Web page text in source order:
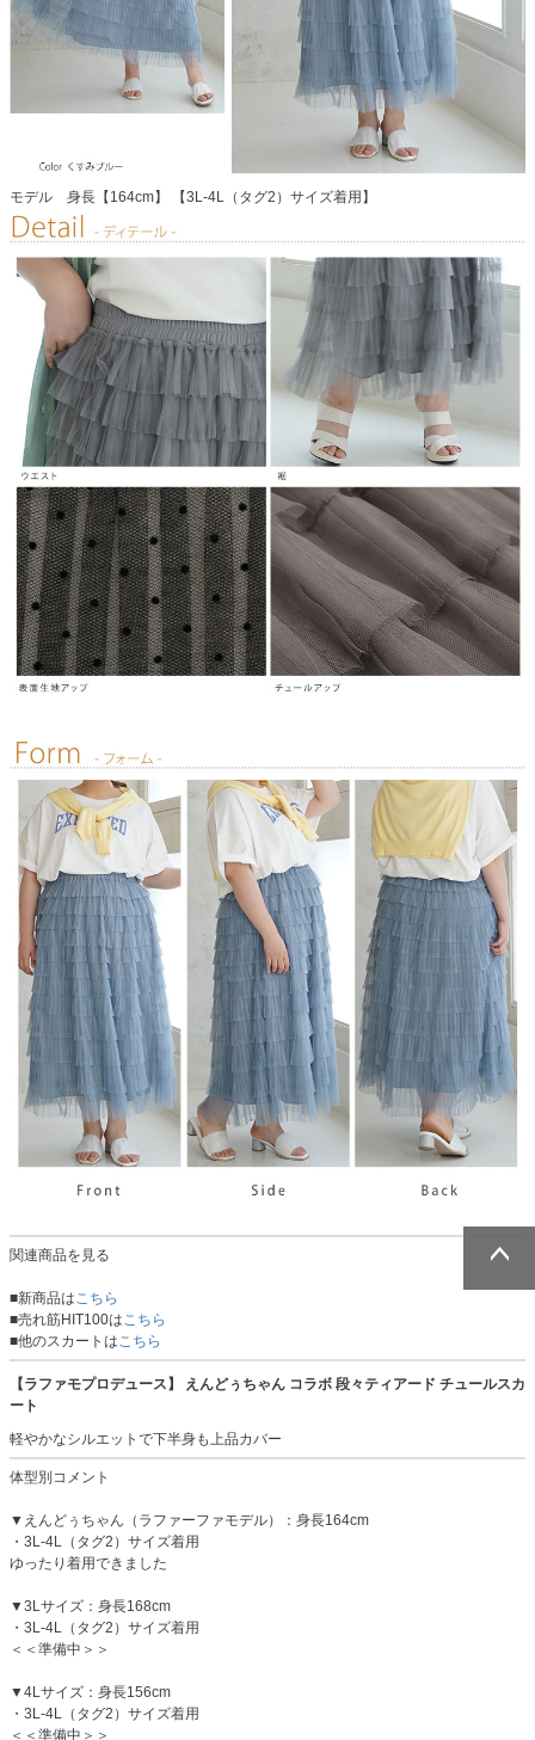
モデル 身長【164cm】 【3L-4L（タグ2）サイズ着用】
関連商品を見る
■新商品は こちら
■売れ筋HIT100は こちら
■他のスカートは こちら
【ラファモプロデュース】 えんどぅちゃん コラボ 段々ティアード チュールスカ
ート
軽やかなシルエットで下半身も上品カバー
体型別コメント
▼えんどぅちゃん（ラファーファモデル）：身長164cm
・3L-4L（タグ2）サイズ着用
ゆったり着用できました
▼3Lサイズ：身長168cm
・3L-4L（タグ2）サイズ着用
＜＜準備中＞＞
▼4Lサイズ：身長156cm
・3L-4L（タグ2）サイズ着用
＜＜準備中＞＞